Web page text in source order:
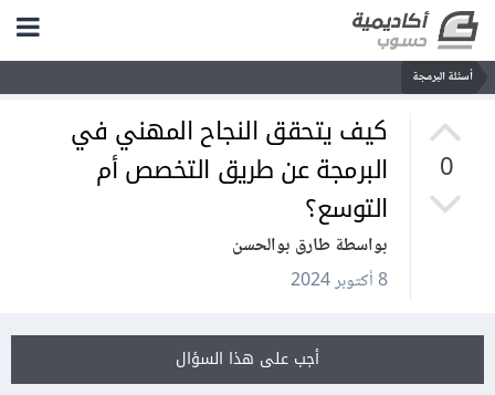
أسئلة البرمجة
0
كيف يتحقق النجاح المهني في
البرمجة عن طريق التخصص أم
التوسع؟
بواسطة طارق بوالحسن
8 أكتوبر 2024
أجب على هذا السؤال